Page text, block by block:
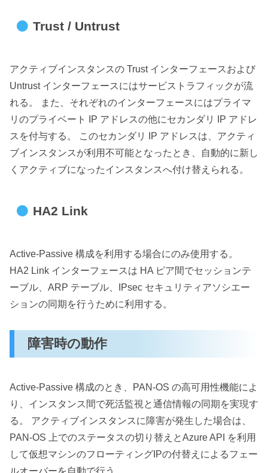
Trust / Untrust
アクティブインスタンスの Trust インターフェースおよび
Untrust インターフェースにはサービストラフィックが流
れる。 また、それぞれのインターフェースにはプライマ
リのプライベート IP アドレスの他にセカンダリ IP アドレ
スを付与する。 このセカンダリ IP アドレスは、アクティ
ブインスタンスが利用不可能となったとき、自動的に新し
くアクティブになったインスタンスへ付け替えられる。
HA2 Link
Active-Passive 構成を利用する場合にのみ使用する。
HA2 Link インターフェースは HA ピア間でセッションテ
ーブル、ARP テーブル、IPsec セキュリティアソシエー
ションの同期を行うために利用する。
障害時の動作
Active-Passive 構成のとき、PAN-OS の高可用性機能によ
り、インスタンス間で死活監視と通信情報の同期を実現す
る。 アクティブインスタンスに障害が発生した場合は、
PAN-OS 上でのステータスの切り替えとAzure API を利用
して仮想マシンのフローティングIPの付替えによるフェー
ルオーバーを自動で行う。